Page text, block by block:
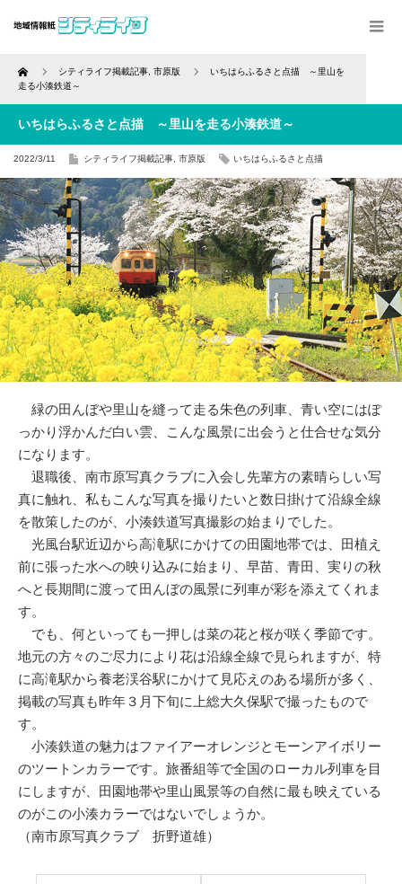
Home シティライフ掲載記事 市原版
いちはらふるさと点描 ～里山を
走る小湊鉄道～
いちはらふるさと点描 ～里山を走る小湊鉄道～
2022/3/11 シティライフ掲載記事 市原版 いちはらふるさと点描
緑の田んぼや里山を縫って走る朱色の列車、青い空にはぽ
っかり浮かんだ白い雲、こんな風景に出会うと仕合せな気分
になります。
退職後、南市原写真クラブに入会し先輩方の素晴らしい写
真に触れ、私もこんな写真を撮りたいと数日掛けて沿線全線
を散策したのが、小湊鉄道写真撮影の始まりでした。
光風台駅近辺から高滝駅にかけての田園地帯では、田植え
前に張った水への映り込みに始まり、早苗、青田、実りの秋
へと長期間に渡って田んぼの風景に列車が彩を添えてくれま
す。
でも、何といっても一押しは菜の花と桜が咲く季節です。
地元の方々のご尽力により花は沿線全線で見られますが、特
に高滝駅から養老渓谷駅にかけて見応えのある場所が多く、
掲載の写真も昨年３月下旬に上総大久保駅で撮ったもので
す。
小湊鉄道の魅力はファイアーオレンジとモーンアイボリー
のツートンカラーです。旅番組等で全国のローカル列車を目
にしますが、田園地帯や里山風景等の自然に最も映えている
のがこの小湊カラーではないでしょうか。
（南市原写真クラブ 折野道雄）